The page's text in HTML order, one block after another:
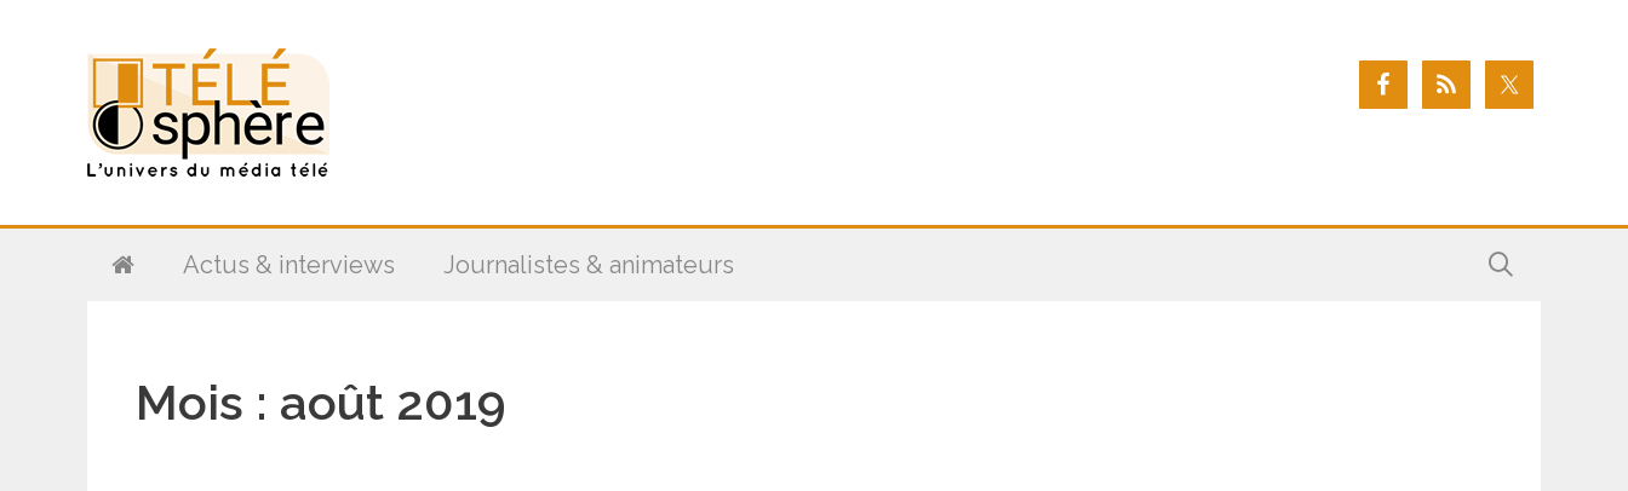
Actus & interviews Journalistes & animateurs
Mois : août 2019